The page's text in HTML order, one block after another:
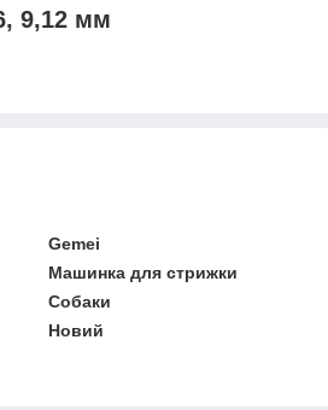
9,12 мм
Gemei
Машинка для стрижки
Собаки
Новий